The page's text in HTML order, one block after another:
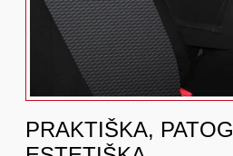
PRAKTIŠKA,